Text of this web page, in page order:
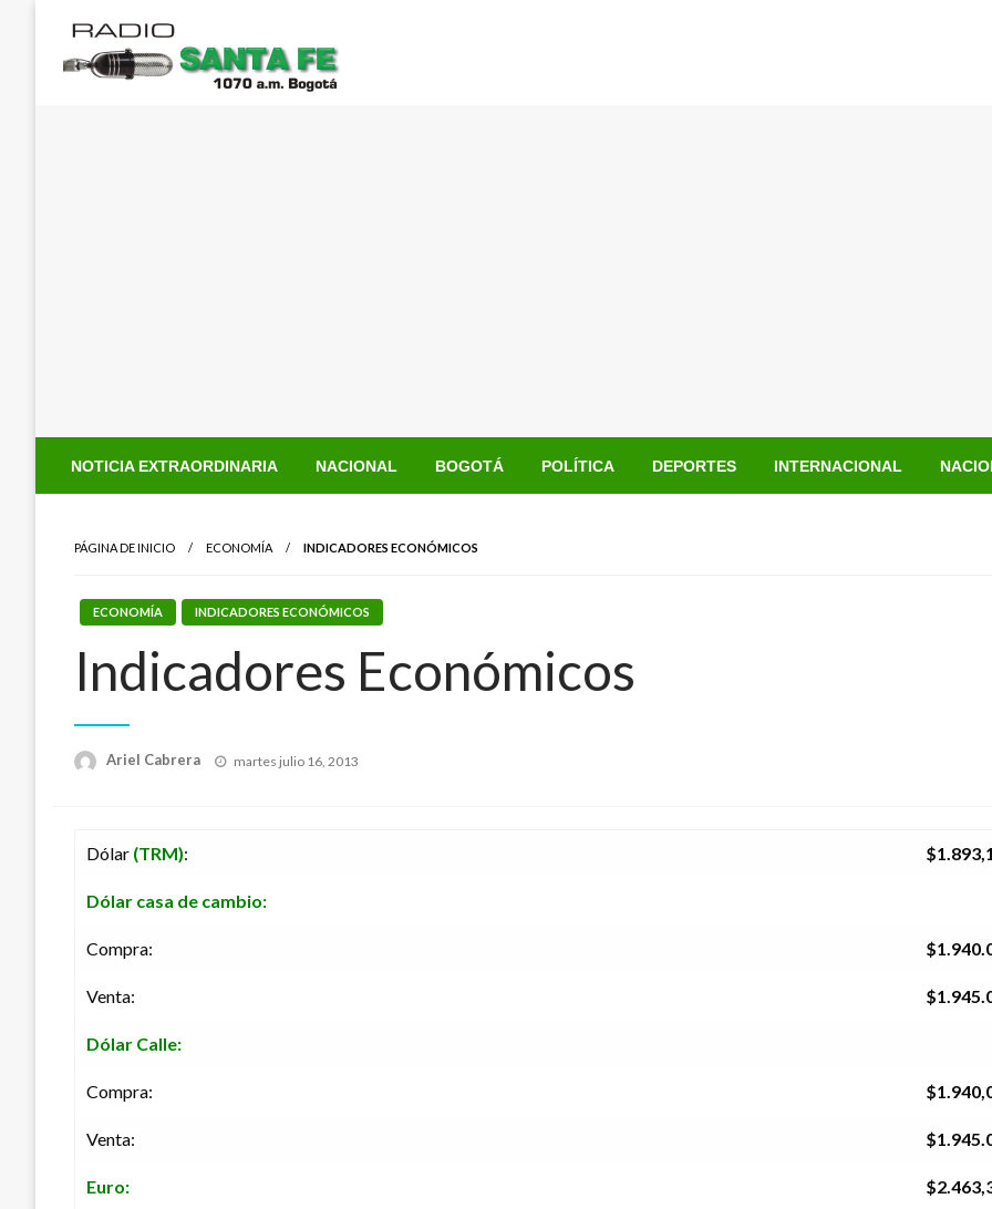
contenido
NOTICIA EXTRAORDINARIA NACIONAL BOGOTÁ POLÍTICA DEPORTES INTERNACIONAL
PÁGINA DE INICIO ECONOMÍA INDICADORES ECONÓMICOS
ECONOMÍA INDICADORES ECONÓMICOS
Indicadores Económicos
Ariel Cabrera
Publicado
martes julio 16, 2013
Dólar (TRM):
Dólar casa de cambio:
Compra:
Venta:
Dólar Calle:
Compra:
Venta:
Euro: